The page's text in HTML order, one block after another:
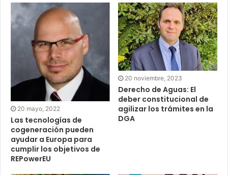
20 mayo, 2022
Las tecnologías de
cogeneración pueden
ayudar a Europa para
cumplir los objetivos de
REPowerEU
20 noviembre, 2023
Derecho de Aguas: El
deber constitucional de
agilizar los trámites en la
DGA